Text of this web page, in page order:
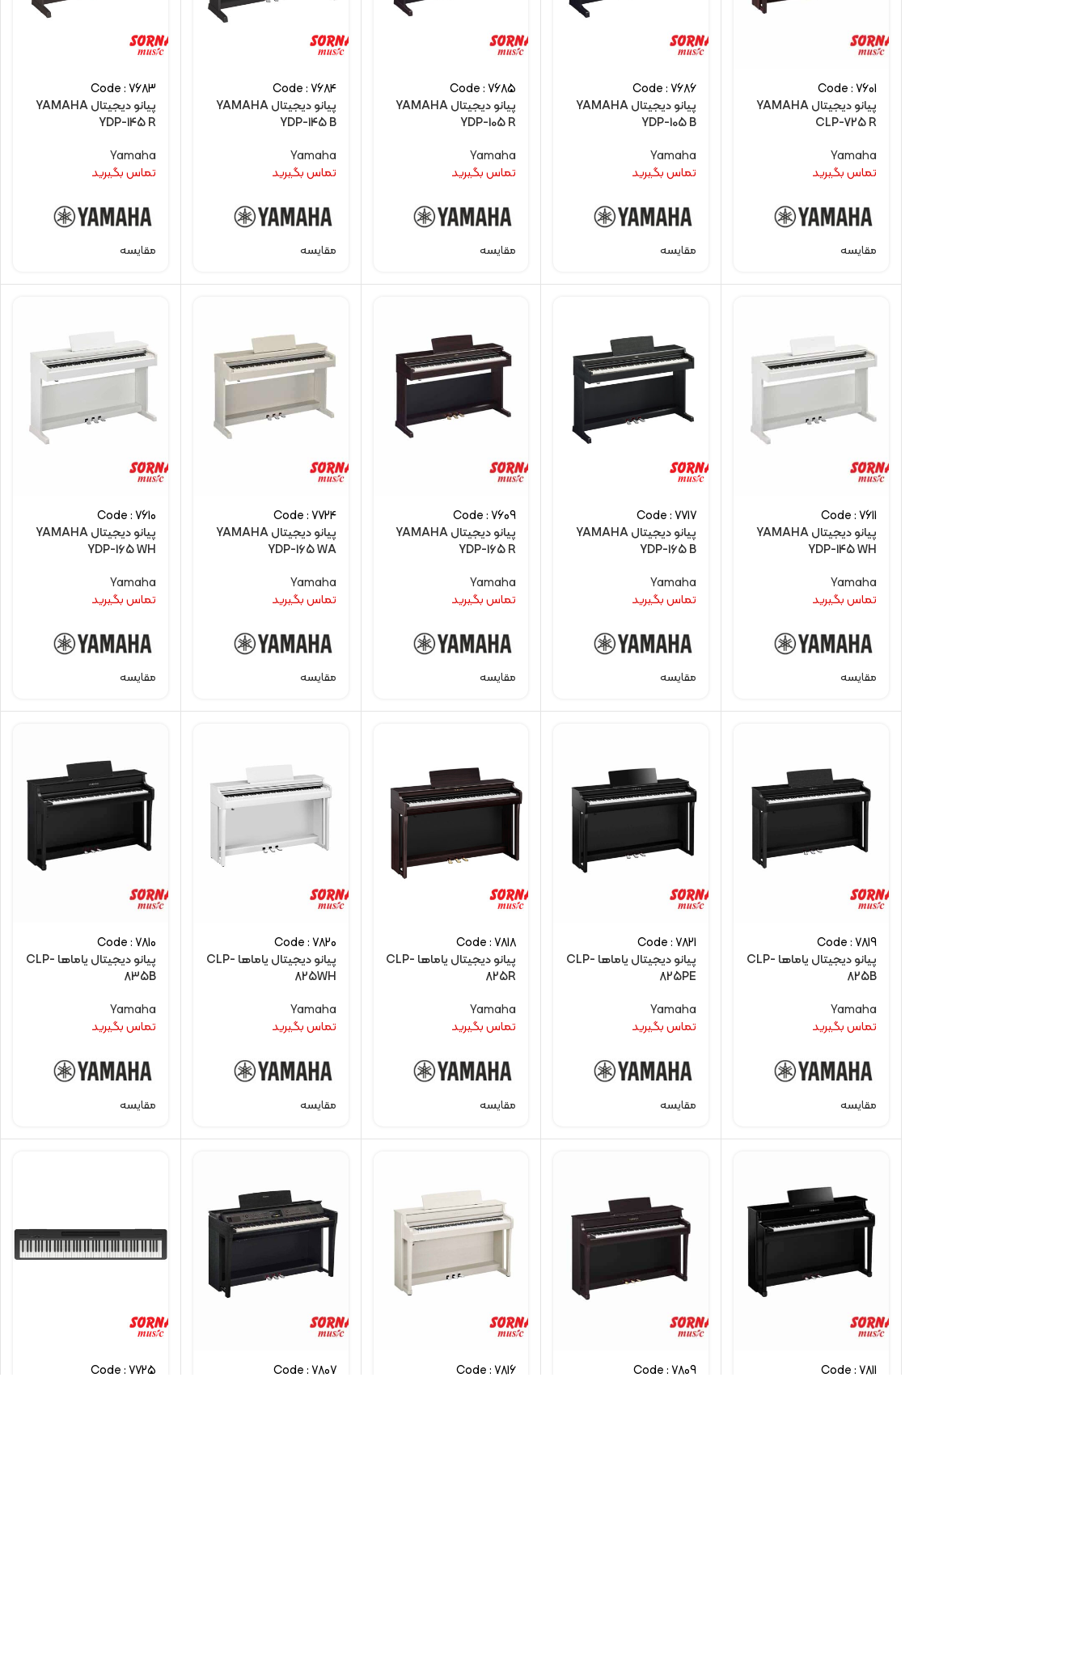
Code : 7601
پیانو دیجیتال YAMAHA
CLP-725 R
Yamaha
تماس بگیرید
مقایسه
Code : 7686
پیانو دیجیتال YAMAHA
YDP-105 B
Yamaha
تماس بگیرید
مقایسه
Code : 7685
پیانو دیجیتال YAMAHA
YDP-105 R
Yamaha
تماس بگیرید
مقایسه
Code : 7684
پیانو دیجیتال YAMAHA
YDP-145 B
Yamaha
تماس بگیرید
مقایسه
Code : 7683
پیانو دیجیتال YAMAHA
YDP-145 R
Yamaha
تماس بگیرید
مقایسه
Code : 7611
پیانو دیجیتال YAMAHA
YDP-145 WH
Yamaha
تماس بگیرید
مقایسه
Code : 7717
پیانو دیجیتال YAMAHA
YDP-165 B
Yamaha
تماس بگیرید
مقایسه
Code : 7609
پیانو دیجیتال YAMAHA
YDP-165 R
Yamaha
تماس بگیرید
مقایسه
Code : 7724
پیانو دیجیتال YAMAHA
YDP-165 WA
Yamaha
تماس بگیرید
مقایسه
Code : 7610
پیانو دیجیتال YAMAHA
YDP-165 WH
Yamaha
تماس بگیرید
مقایسه
Code : 7819
پیانو دیجیتال یاماها CLP-
825B
Yamaha
تماس بگیرید
مقایسه
Code : 7821
پیانو دیجیتال یاماها CLP-
825PE
Yamaha
تماس بگیرید
مقایسه
Code : 7818
پیانو دیجیتال یاماها CLP-
825R
Yamaha
تماس بگیرید
مقایسه
Code : 7820
پیانو دیجیتال یاماها CLP-
825WH
Yamaha
تماس بگیرید
مقایسه
Code : 7810
پیانو دیجیتال یاماها CLP-
835B
Yamaha
تماس بگیرید
مقایسه
Code : 7811
Code : 7809
Code : 7816
Code : 7807
Code : 7725